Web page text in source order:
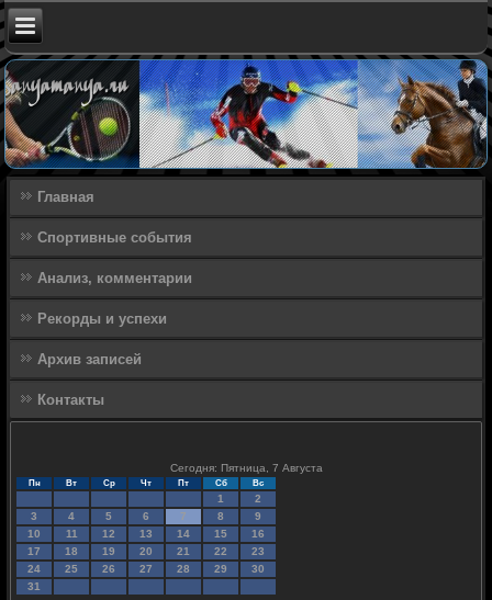
Главная
Спортивные события
Анализ, комментарии
Рекорды и успехи
Архив записей
Контакты
Сегодня: Пятница, 7 Августа
Пн Вт Ср Чт Пт Сб Вс
1
2
3
4 5 6 7 8
9
10
11 12 13 14 15
16
17
18 19 20 21 22
23
24
25 26 27 28 29
30
31